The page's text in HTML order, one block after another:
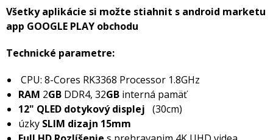
Všetky aplikácie si možte stiahnit s android marketu
app GOOGLE PLAY obchodu
Technické parametre:
CPU: 8-Cores RK3368 Processor 1.8GHz
RAM 2GB DDR4, 32GB interná pamäť
12" QLED dotykový displej (30cm)
úzky SLIM dizajn 15mm